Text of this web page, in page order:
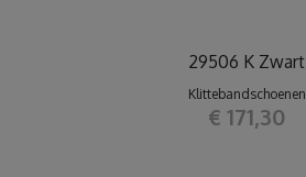
29506 K Zwart
Klittebandschoenen
€ 171,30